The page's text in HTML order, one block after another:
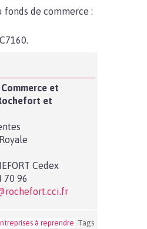
fonds de commerce :
et
et
Cedex
70 96
à reprendre Tags